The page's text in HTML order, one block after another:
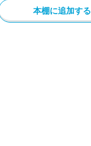
本棚に追加する